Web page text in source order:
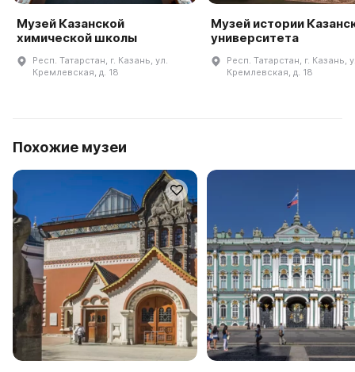
Музей Казанской
химической школы
Респ. Татарстан, г. Казань, ул.
Кремлевская, д. 18
Музей истории
университета
Респ. Татарстан, г. Казань,
Кремлевская, д. 18
Похожие музеи